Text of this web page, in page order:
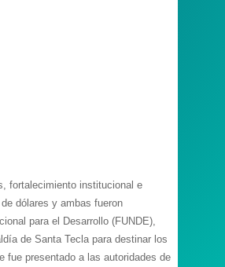
fortalecimiento institucional e
dólares y ambas fueron
para el Desarrollo (FUNDE),
de Santa Tecla para destinar los
fue presentado a las autoridades de